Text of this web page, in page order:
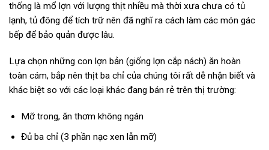
thống là mổ lợn với lượng thịt nhiều mà thời xưa chưa có tủ
lạnh, tủ đông để tích trữ nên đã nghĩ ra cách làm các món gác
bếp để bảo quản được lâu.
Lựa chọn những con lợn bản (giống lợn cắp nách) ăn hoàn
toàn cám, bắp nên thịt ba chỉ của chúng tôi rất dễ nhận biết và
khác biệt so với các loại khác đang bán rẻ trên thị trường:
Mỡ trong, ăn thơm không ngán
Đủ ba chỉ (3 phần nạc xen lẫn mỡ)